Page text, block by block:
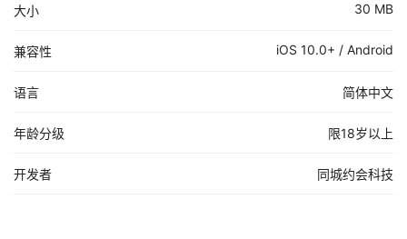
大小 30 MB
兼容性 iOS 10.0+ / Android
语言 简体中文
年龄分级 限18岁以上
开发者 同城约会科技